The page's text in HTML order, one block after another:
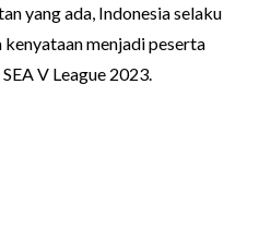
yang ada, Indonesia selaku
kenyataan menjadi peserta
V League 2023.